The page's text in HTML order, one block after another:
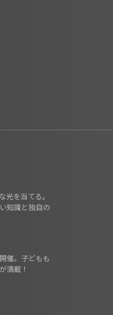
光を当てる。
知識と独自の
催。子どもも
満載！